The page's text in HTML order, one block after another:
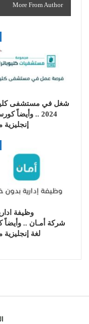
More From Author
شغل في مستشفى
2024 .. وأيضاً
وظيفة
شركة أمـان ..
لغة